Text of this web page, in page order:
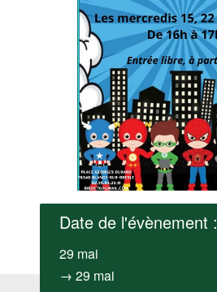
Date de l'évènement :
29 mai
→ 29 mai